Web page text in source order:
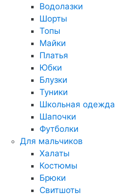
Водолазки
Шорты
Топы
Майки
Платья
Юбки
Блузки
Туники
Школьная одежда
Шапочки
Футболки
Для мальчиков
Халаты
Костюмы
Брюки
Свитшоты